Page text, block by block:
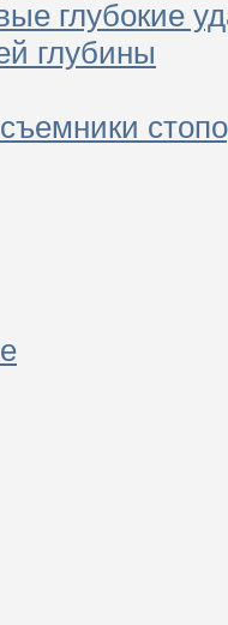
глубокие
глубины